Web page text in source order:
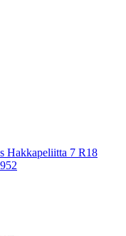
7 R18